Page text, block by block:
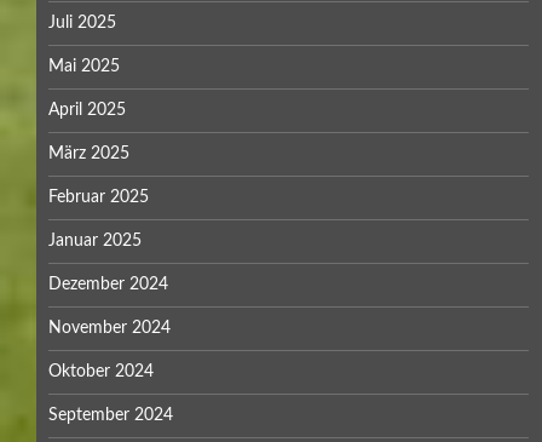
Juli 2025
Mai 2025
April 2025
März 2025
Februar 2025
Januar 2025
Dezember 2024
November 2024
Oktober 2024
September 2024